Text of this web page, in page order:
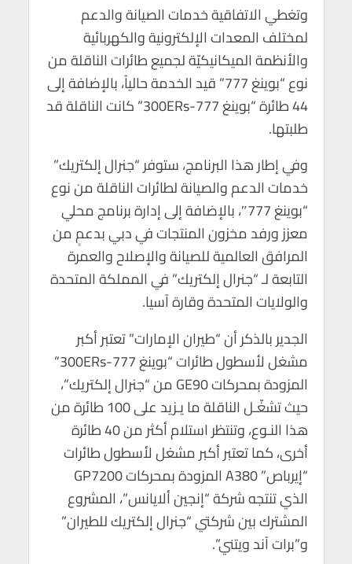
وتغطي الاتفاقية خدمات الصيانة والدعم
لمختلف المعدات الإلكترونية والكهربائية
والأنظمة الميكانيكيّة لجميع طائرات الناقلة من
نوع “بوينغ 777” قيد الخدمة حالياً، بالإضافة إلى
44 طائرة “بوينغ 777-300ERs” كانت الناقلة قد
طلبتها.
وفي إطار هذا البرنامج، ستوفر “جنرال إلكتريك”
خدمات الدعم والصيانة لطائرات الناقلة من نوع
“بوينغ 777″، بالإضافة إلى إدارة برنامج محلي
معزز ورفد مخزون المنتجات في دبي بدعمٍ من
المرافق العالمية للصيانة والإصلاح والعمرة
التابعة لـ “جنرال إلكتريك” في المملكة المتحدة
والولايات المتحدة وقارة آسيا.
الجدير بالذكر أن “طيران الإمارات” تعتبر أكبر
مشغل لأسطول طائرات “بوينغ 777-300ERs”
المزودة بمحركات GE90 من “جنرال إلكتريك”،
حيث تشغّـل الناقلة ما يـزيد على 100 طائرة من
هذا النـوع، وتنتظر استلام أكثر من 40 طائرة
أخرى، كما تعتبر أكبر مشغل لأسطول طائرات
“إيرباص” A380 المزودة بمحركات GP7200
الذي تنتجه شركة “إنجين ألايانس”، المشروع
المشترك بين شركتي “جنرال إلكتريك للطيران”
و”برات آند ويتني”.